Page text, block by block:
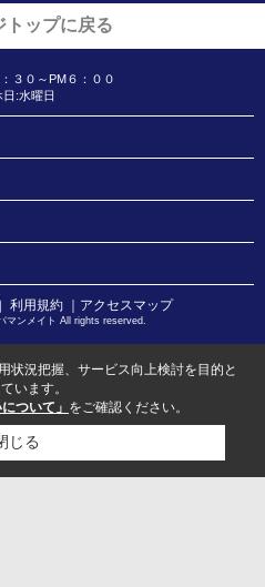
トップに戻る
３０～PM６：００
日:水曜日
｜ 利用規約 ｜アクセスマップ
マンメイト All rights reserved.
状況把握、サービス向上検討を目的と
います。
ついて」 をご確認ください。
じる